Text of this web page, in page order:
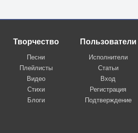
Творчество
Песни
Плейлисты
Видео
Стихи
Блоги
Пользователи
Исполнители
Статьи
Вход
Регистрация
Подтверждение